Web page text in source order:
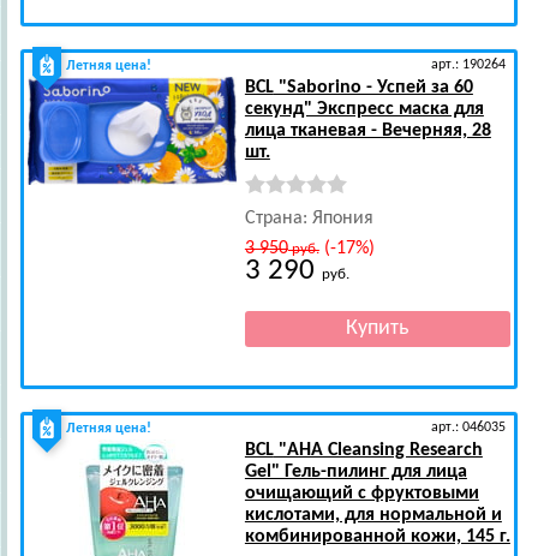
Летняя цена! арт.: 190264
BCL"Saborino - Успей за 60
секунд" Экспресс маска для
лица тканевая - Вечерняя, 28
шт.
Страна: Япония
3 950руб.(-17%)
3 290 руб.
Летняя цена! арт.: 046035
BCL"AHA Cleansing Research
Gel" Гель-пилинг для лица
очищающий с фруктовыми
кислотами, для нормальной и
комбинированной кожи, 145 г.